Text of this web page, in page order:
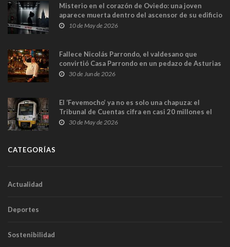
Misterio en el corazón de Oviedo: una joven
aparece muerta dentro del ascensor de su edificio
y las cámaras captan sus últimos minutos
10 de May de 2026
Fallece Nicolás Parrondo, el valdesano que
convirtió Casa Parrondo en un pedazo de Asturias
en Madrid
30 de Jun de 2026
El ‘Fevemocho’ ya no es solo una chapuza: el
Tribunal de Cuentas cifra en casi 20 millones el
sobrecoste de los trenes que no cabían por los
30 de May de 2026
CATEGORÍAS
Actualidad
Deportes
Sostenibilidad